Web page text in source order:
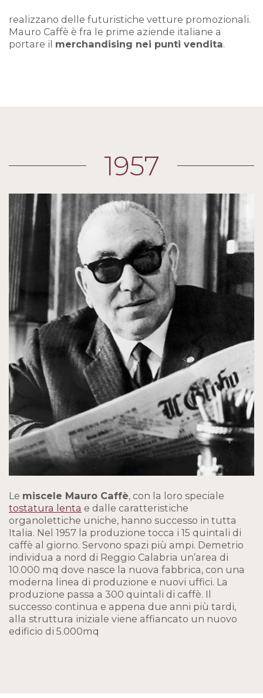
realizzano delle futuristiche vetture promozionali.
Mauro Caffè è fra le prime aziende italiane a
portare il merchandising nei punti vendita.
1957
Le miscele Mauro Caffè, con la loro speciale
tostatura lenta e dalle caratteristiche
organolettiche uniche, hanno successo in tutta
Italia. Nel 1957 la produzione tocca i 15 quintali di
caffè al giorno. Servono spazi più ampi. Demetrio
individua a nord di Reggio Calabria un’area di
10.000 mq dove nasce la nuova fabbrica, con una
moderna linea di produzione e nuovi uffici. La
produzione passa a 300 quintali di caffè. Il
successo continua e appena due anni più tardi,
alla struttura iniziale viene affiancato un nuovo
edificio di 5.000mq